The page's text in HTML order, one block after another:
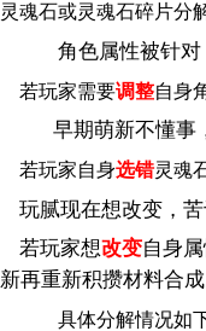
灵魂石或灵魂石碎片分
角色属性被针
若玩家需要调整自身
早期萌新不懂事
若玩家自身选错灵魂
玩腻现在想改变，苦
若玩家想改变自身
新再重新积攒材料合成
具体分解情况如